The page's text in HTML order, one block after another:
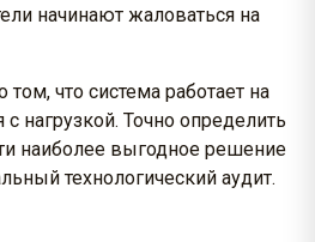
начинают жаловаться на
том, что система работает на
с нагрузкой. Точно определить
наиболее выгодное решение
технологический аудит.